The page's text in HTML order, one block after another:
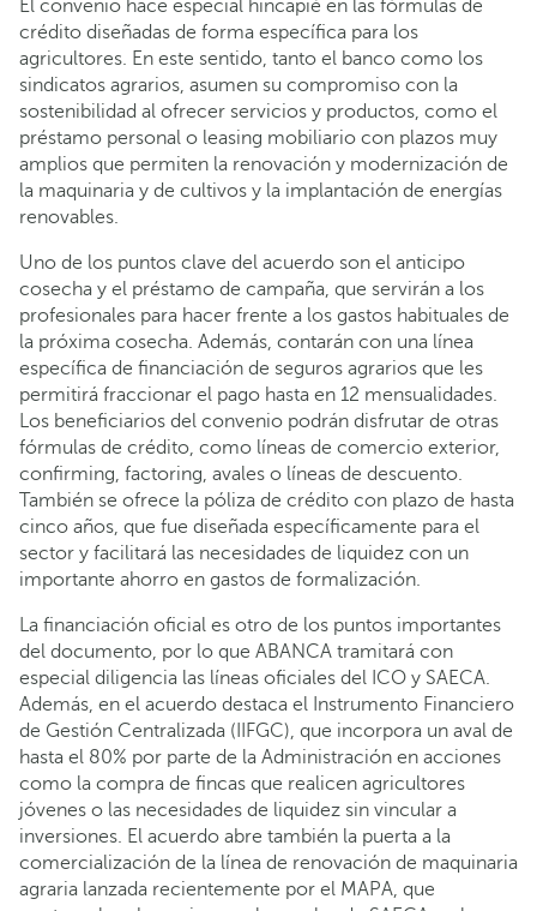
El convenio hace especial hincapié en las fórmulas de
crédito diseñadas de forma específica para los
agricultores. En este sentido, tanto el banco como los
sindicatos agrarios, asumen su compromiso con la
sostenibilidad al ofrecer servicios y productos, como el
préstamo personal o leasing mobiliario con plazos muy
amplios que permiten la renovación y modernización de
la maquinaria y de cultivos y la implantación de energías
renovables.
Uno de los puntos clave del acuerdo son el anticipo
cosecha y el préstamo de campaña, que servirán a los
profesionales para hacer frente a los gastos habituales de
la próxima cosecha. Además, contarán con una línea
específica de financiación de seguros agrarios que les
permitirá fraccionar el pago hasta en 12 mensualidades.
Los beneficiarios del convenio podrán disfrutar de otras
fórmulas de crédito, como líneas de comercio exterior,
confirming, factoring, avales o líneas de descuento.
También se ofrece la póliza de crédito con plazo de hasta
cinco años, que fue diseñada específicamente para el
sector y facilitará las necesidades de liquidez con un
importante ahorro en gastos de formalización.
La financiación oficial es otro de los puntos importantes
del documento, por lo que ABANCA tramitará con
especial diligencia las líneas oficiales del ICO y SAECA.
Además, en el acuerdo destaca el Instrumento Financiero
de Gestión Centralizada (IIFGC), que incorpora un aval de
hasta el 80% por parte de la Administración en acciones
como la compra de fincas que realicen agricultores
jóvenes o las necesidades de liquidez sin vincular a
inversiones. El acuerdo abre también la puerta a la
comercialización de la línea de renovación de maquinaria
agraria lanzada recientemente por el MAPA, que